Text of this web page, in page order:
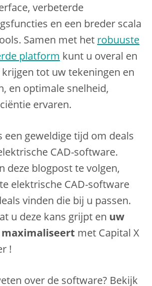
verbeterde
en een breder scala
Samen met het robuuste
platform kunt u overal en
tot uw tekeningen en
en optimale snelheid,
ervaren.
een geweldige tijd om deals
CAD-software.
deze blogpost te volgen,
elektrische CAD-software
vinden die bij u passen.
u deze kans grijpt en uw
met Capital X
!
over de software? Bekijk